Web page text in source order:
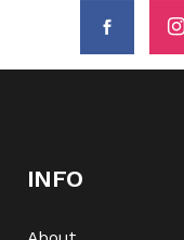
INFO